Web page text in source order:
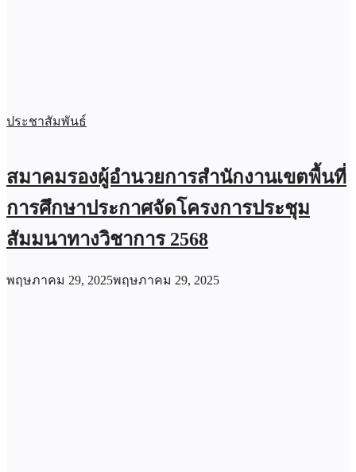
ประชาสัมพันธ์
สมาคมรองผู้อำนวยการสำนักงานเขตพื้นที่
การศึกษาประกาศจัดโครงการประชุม
สัมมนาทางวิชาการ 2568
พฤษภาคม 29, 2025พฤษภาคม 29, 2025